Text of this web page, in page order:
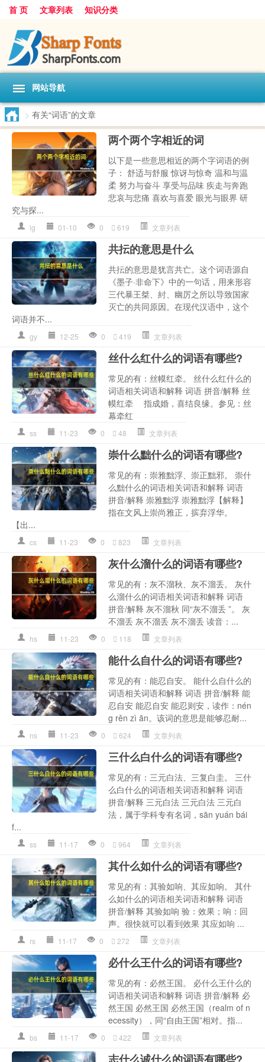
首 页 文章列表 知识分类
网站导航
> 有关“词语”的文章
两个两个字相近的词
以下是一些意思相近的两个字词语的例
子： 舒适与舒服 惊讶与惊奇 温和与温
柔 努力与奋斗 享受与品味 疾走与奔跑
悲哀与悲痛 喜欢与喜爱 眼光与眼界 研
究与探...
lg 01-10 0 619 文章列表
共抎的意思是什么
共抎的意思是犹言共亡。这个词语源自
《墨子·非命下》中的一句话，用来形容
三代暴王桀、紂、幽厉之所以导致国家
灭亡的共同原因。在现代汉语中，这个
词语并不...
gy 12-25 0 419 文章列表
丝什么红什么的词语有哪些?
常见的有：丝幙红牵。 丝什么红什么的
词语相关词语和解释 词语 拼音/解释 丝
幙红牵 指成婚，喜结良缘。参见：丝
幕牵红
ss 11-23 0 48 文章列表
崇什么黜什么的词语有哪些?
常见的有：崇雅黜浮、崇正黜邪。 崇什
么黜什么的词语相关词语和解释 词语
拼音/解释 崇雅黜浮 崇雅黜浮【解释】
指在文风上崇尚雅正，摈弃浮华。
【出...
cs 11-23 0 823 文章列表
灰什么溜什么的词语有哪些?
常见的有：灰不溜秋、灰不溜丢。 灰什
么溜什么的词语相关词语和解释 词语
拼音/解释 灰不溜秋 同“灰不溜丢 ”。 灰
不溜丢 灰不溜丢 灰不溜丢 读音：...
hs 11-23 0 118 文章列表
能什么自什么的词语有哪些?
常见的有：能忍自安。 能什么自什么的
词语相关词语和解释 词语 拼音/解释 能
忍自安 能忍自安 能忍则安，读作：nén
g rěn zì ān。该词的意思是能够忍耐...
ns 11-23 0 624 文章列表
三什么白什么的词语有哪些?
常见的有：三元白法、三复白圭。 三什
么白什么的词语相关词语和解释 词语
拼音/解释 三元白法 三元白法 三元白
法，属于学科专有名词，sān yuán bái
f...
ss 11-17 0 964 文章列表
其什么如什么的词语有哪些?
常见的有：其验如响、其应如响。 其什
么如什么的词语相关词语和解释 词语
拼音/解释 其验如响 验：效果；响：回
声。很快就可以看到效果 其应如响 ...
rs 11-17 0 272 文章列表
必什么王什么的词语有哪些?
常见的有：必然王国。 必什么王什么的
词语相关词语和解释 词语 拼音/解释 必
然王国 必然王国 必然王国（realm of n
ecessity），同“自由王国”相对。指...
bs 11-17 0 422 文章列表